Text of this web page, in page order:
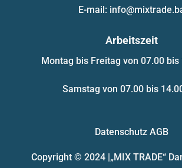
E-mail:
Arbeitszeit
Montag bis Freitag von 07.00 bis
Samstag von 07.00 bis
Datenschutz AGB
Copyright © 2024 |„MIX TRADE“